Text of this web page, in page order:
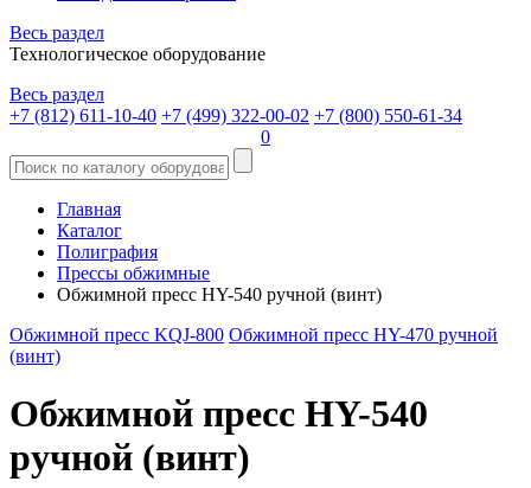
Весь раздел
Технологическое оборудование
Весь раздел
+7 (812) 611-10-40 +7 (499) 322-00-02 +7 (800) 550-61-34
0
Главная
Каталог
Полиграфия
Прессы обжимные
Обжимной пресс HY-540 ручной (винт)
Обжимной пресс KQJ-800 Обжимной пресс HY-470 ручной
(винт)
Обжимной пресс HY-540
ручной (винт)